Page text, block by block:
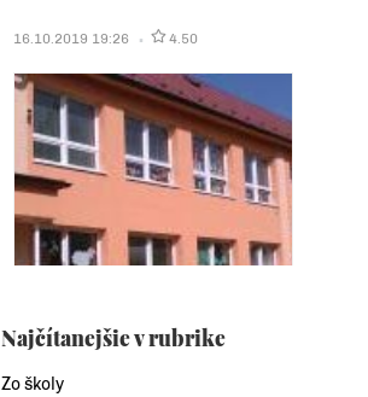
16.10.2019 19:26 4.50
Najčítanejšie v rubrike
Zo školy